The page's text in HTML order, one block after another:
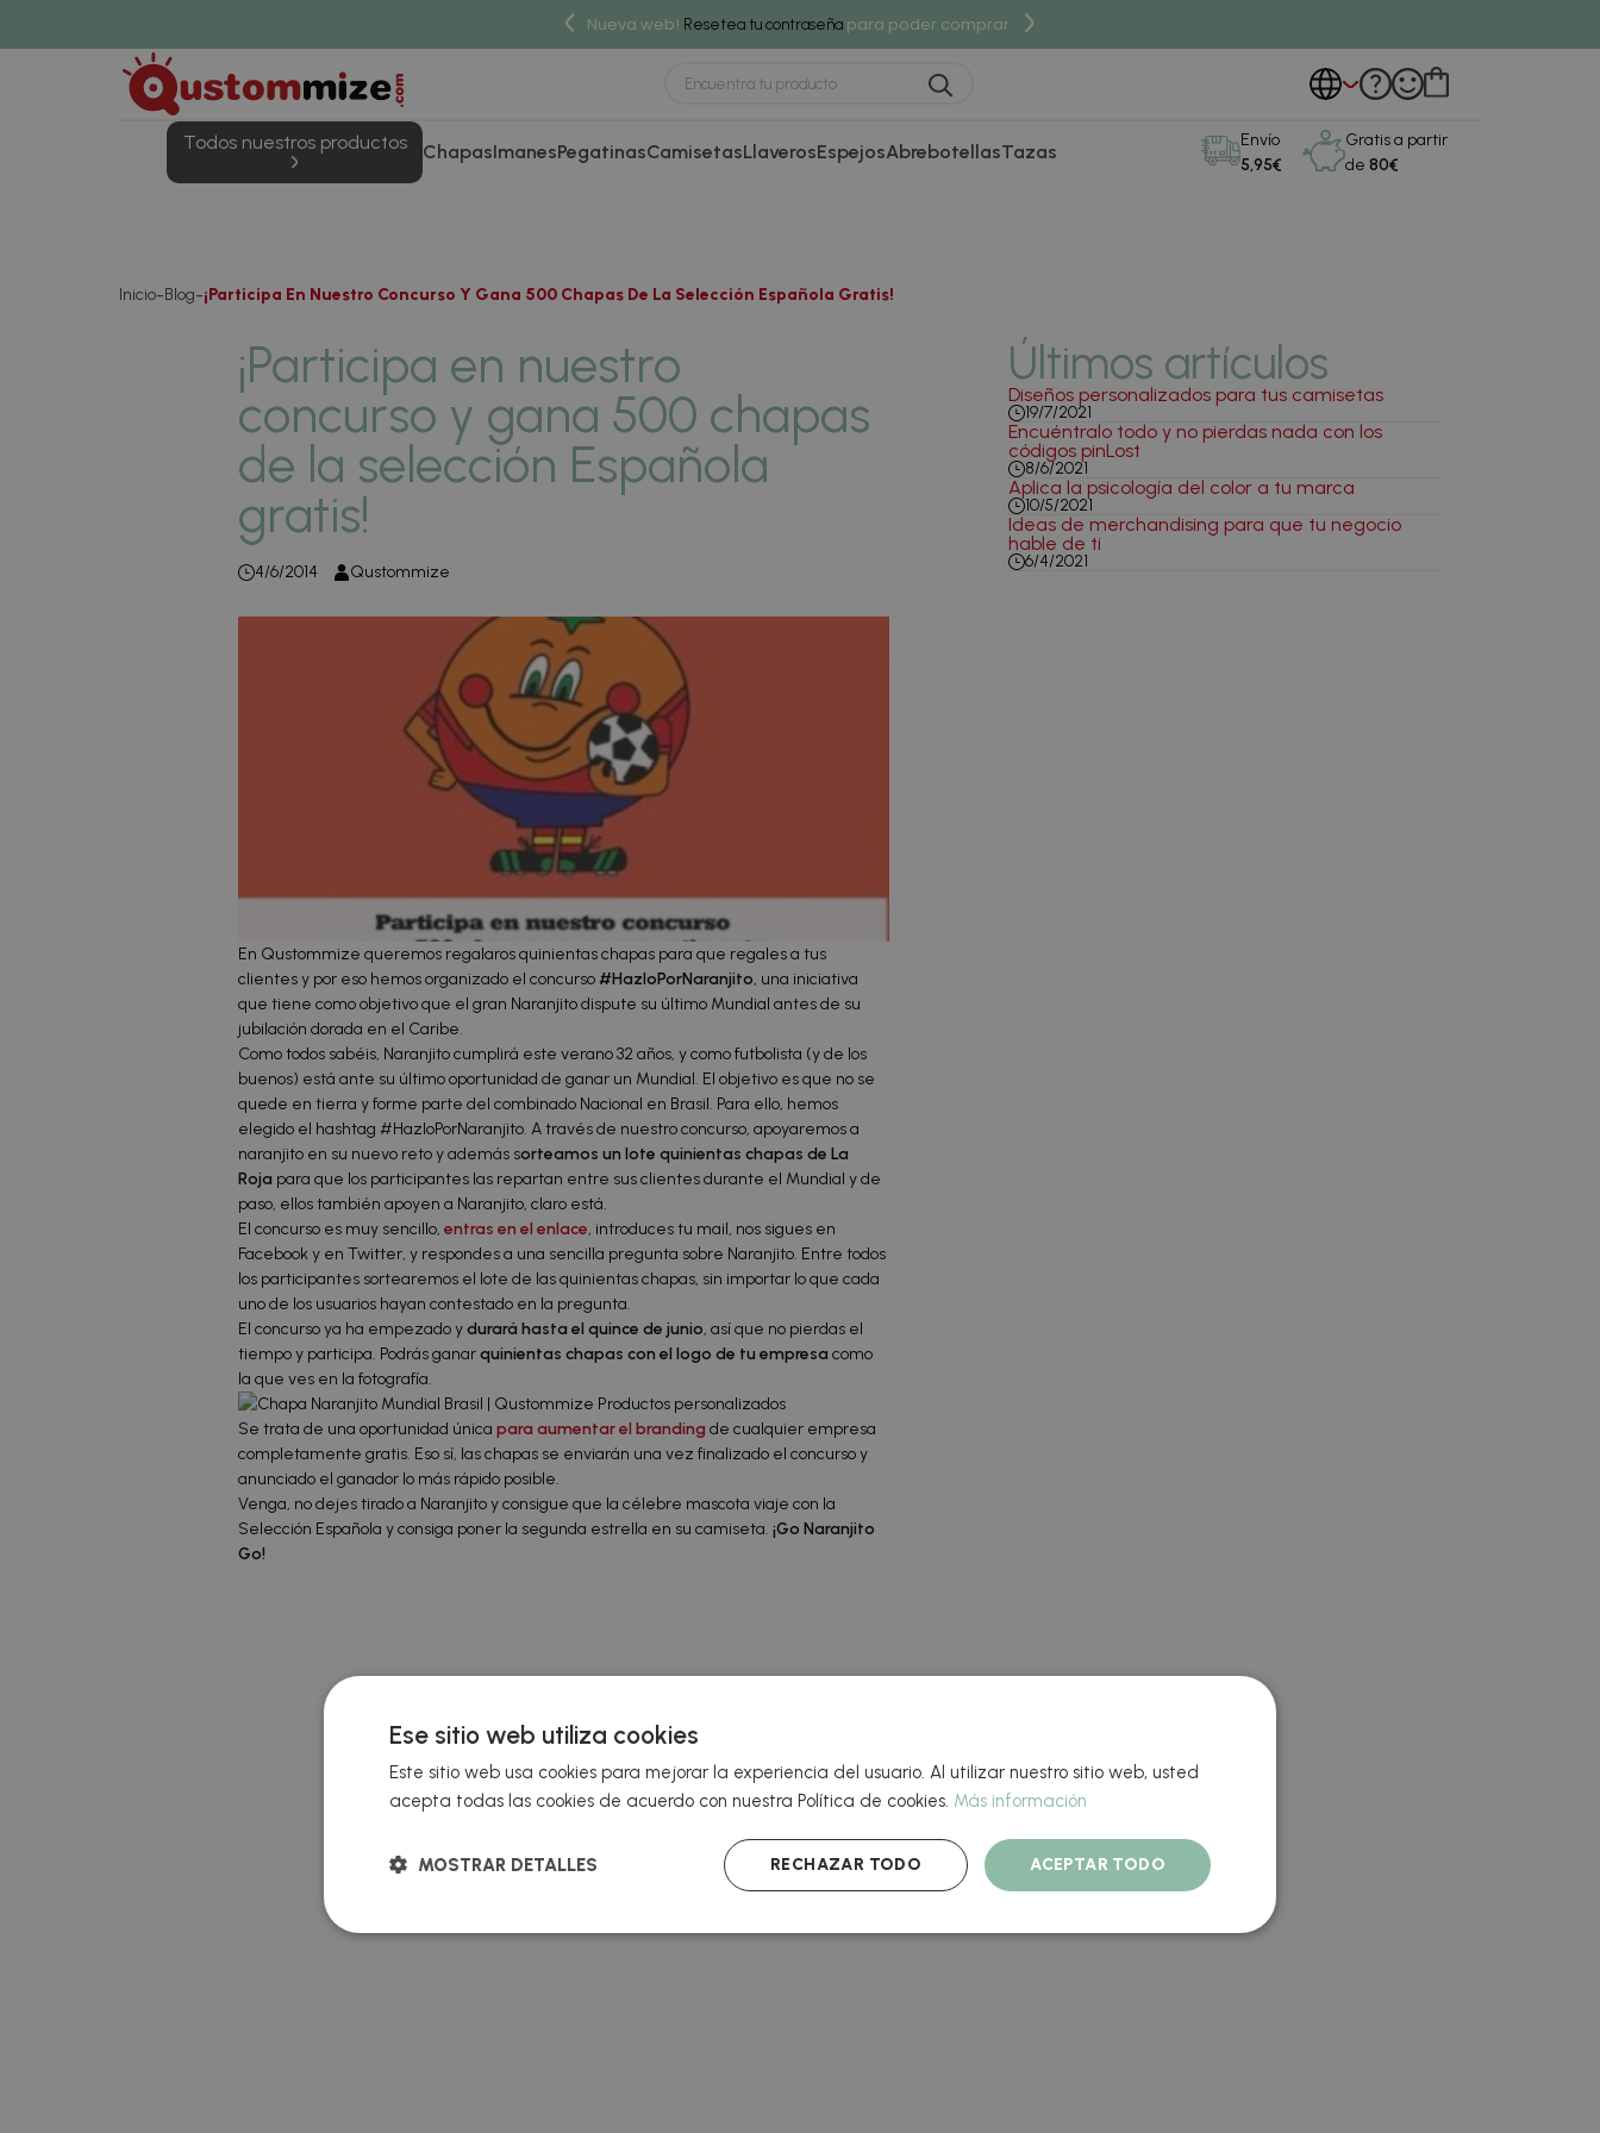
Nueva web! Resetea tu contraseña para poder comprar.
Todos nuestros productos ChapasImanesPegatinasCamisetasLlaverosEspejosAbrebotellasTazas
Envío
5,95€
Gratis a partir
de 80€
Inicio Blog ¡Participa En Nuestro Concurso Y Gana 500 Chapas De La Selección Española Gratis!
¡Participa en nuestro
concurso y gana 500 chapas
de la selección Española
gratis!
4/6/2014 Qustommize
En Qustommize queremos regalaros quinientas chapas para que regales a tus
clientes y por eso hemos organizado el concurso#HazloPorNaranjito, una iniciativa
que tiene como objetivo que el gran Naranjito dispute su último Mundial antes de su
jubilación dorada en el Caribe.
Como todos sabéis, Naranjito cumplirá este verano 32 años, y como futbolista (y de los
buenos) está ante su último oportunidad de ganar un Mundial. El objetivo es que no se
quede en tierra y forme parte del combinado Nacional en Brasil. Para ello, hemos
elegido el hashtag #HazloPorNaranjito. A través de nuestro concurso, apoyaremos a
naranjito en su nuevo reto y además sorteamos un lote quinientas chapas de La
Roja para que los participantes las repartan entre sus clientes durante el Mundial y de
paso, ellos también apoyen a Naranjito, claro está.
El concurso es muy sencillo, entras en el enlace, introduces tu mail, nos sigues en
Facebook y en Twitter, y respondes a una sencilla pregunta sobre Naranjito. Entre todos
los participantes sortearemos el lote de las quinientas chapas, sin importar lo que cada
uno de los usuarios hayan contestado en la pregunta.
El concurso ya ha empezado ydurará hasta el quince de junio, así que no pierdas el
tiempo y participa. Podrás ganarquinientas chapas con el logo de tu empresa como
la que ves en la fotografía.
Se trata de una oportunidad única para aumentar el branding de cualquier empresa
completamente gratis. Eso sí, las chapas se enviarán una vez finalizado el concurso y
anunciado el ganador lo más rápido posible.
Venga, no dejes tirado a Naranjito y consigue que la célebre mascota viaje con la
Selección Española y consiga poner la segunda estrella en su camiseta. ¡Go Naranjito
Go!
Últimos artículos
Diseños personalizados para tus camisetas
19/7/2021
Encuéntralo todo y no pierdas nada con los
códigos pinLost
8/6/2021
Aplica la psicología del color a tu marca
10/5/2021
Ideas de merchandising para que tu negocio
hable de ti
6/4/2021
Ese sitio web utiliza cookies
Este sitio web usa cookies para mejorar la experiencia del usuario. Al utilizar nuestro sitio web, usted
acepta todas las cookies de acuerdo con nuestra Política de cookies. Más información
ACEPTAR TODO
RECHAZAR TODO
MOSTRAR DETALLES